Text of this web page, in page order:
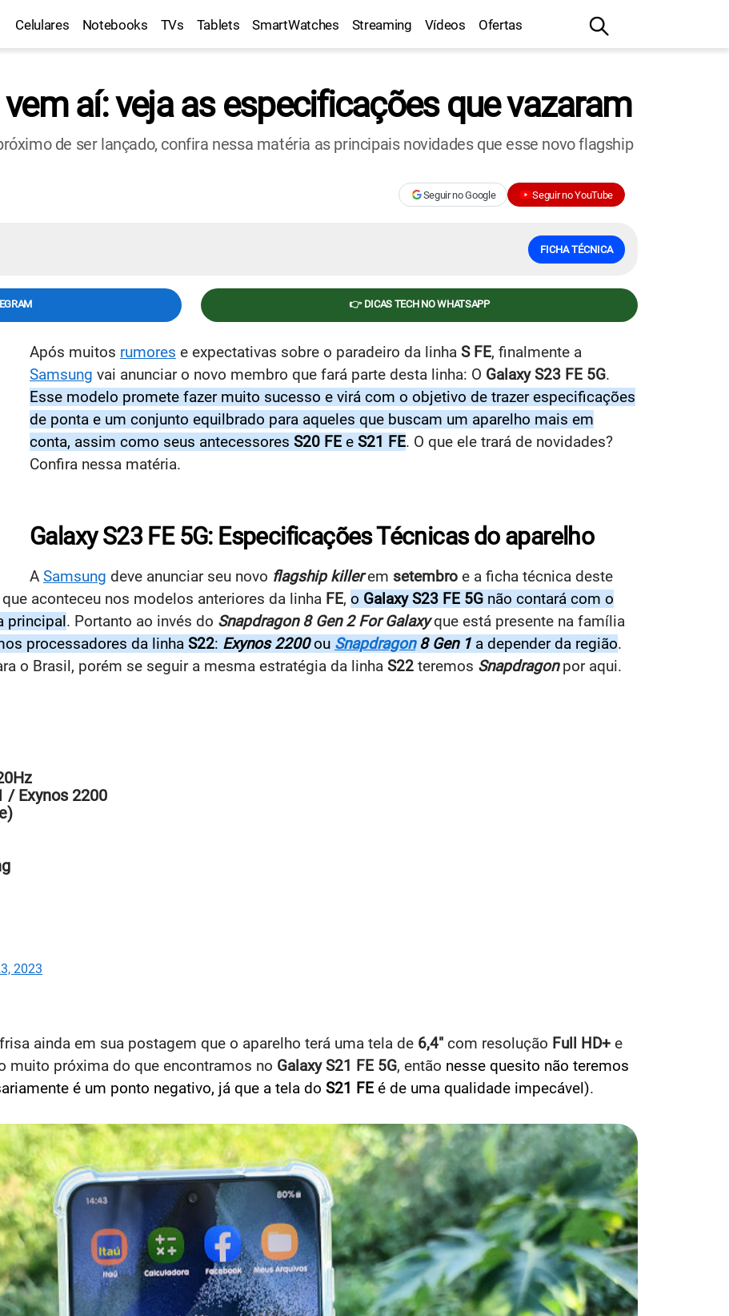
Celulares Notebooks TVs Tablets SmartWatches Streaming Vídeos Ofertas
vem aí: veja as especificações que vazaram
de ser lançado, confira nessa matéria as principais novidades que esse novo flagship
Seguir no Google Seguir no YouTube
FICHA TÉCNICA
👉 DICAS TECH NO WHATSAPP
Após muitos rumores e expectativas sobre o paradeiro da linha S FE, finalmente a
Samsung vai anunciar o novo membro que fará parte desta linha: O Galaxy S23 FE 5G.
Esse modelo promete fazer muito sucesso e virá com o objetivo de trazer especificações
de ponta e um conjunto equilbrado para aqueles que buscam um aparelho mais em
conta, assim como seus antecessores S20 FE e S21 FE. O que ele trará de novidades?
Confira nessa matéria.
Galaxy S23 FE 5G: Especificações Técnicas do aparelho
A Samsung deve anunciar seu novo flagship killerem setembro e a ficha técnica deste
aconteceu nos modelos anteriores da linha FE, o Galaxy S23 FE 5G não contará com o
principal. Portanto ao invés do Snapdragon 8 Gen 2 For Galaxyque está presente na família
processadores da linha S22: Exynos 2200ou Snapdragon8 Gen 1 a depender da região.
o Brasil, porém se seguir a mesma estratégia da linha S22 teremos Snapdragonpor aqui.
/ Exynos 2200
2023
ainda em sua postagem que o aparelho terá uma tela de 6,4" com resolução Full HD+ e
muito próxima do que encontramos no Galaxy S21 FE 5G, então nesse quesito não teremos
é um ponto negativo, já que a tela do S21 FE é de uma qualidade impecável).